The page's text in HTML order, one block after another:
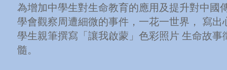
為增加中學生對生命教育的應用及提升對中國
學會觀察周遭細微的事件，一花一世界， 寫
學生親筆撰寫「讓我啟蒙」色彩照片 生命故
髓。